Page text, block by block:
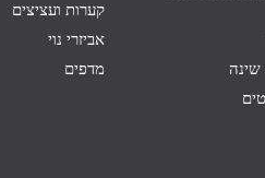
שינה
קערות ועציצים
אביזרי נוי
מדפים